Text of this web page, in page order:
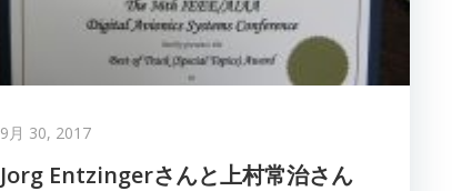
9月 30, 2017
Jorg Entzingerさんと上村常治さん